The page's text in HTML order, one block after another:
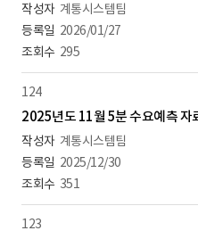
계통시스템팀
2026/01/27
295
124
2025년도 11월 5분 수요예측 자
계통시스템팀
2025/12/30
351
123